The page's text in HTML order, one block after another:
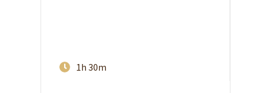
1h 30m